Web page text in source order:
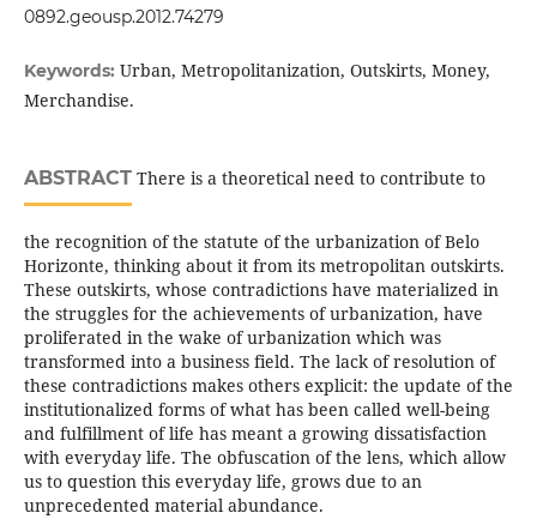
0892.geousp.2012.74279
Keywords: Urban, Metropolitanization, Outskirts, Money,
Merchandise.
ABSTRACTThere is a theoretical need to contribute to
the recognition of the statute of the urbanization of Belo
Horizonte, thinking about it from its metropolitan outskirts.
These outskirts, whose contradictions have materialized in
the struggles for the achievements of urbanization, have
proliferated in the wake of urbanization which was
transformed into a business field. The lack of resolution of
these contradictions makes others explicit: the update of the
institutionalized forms of what has been called well-being
and fulfillment of life has meant a growing dissatisfaction
with everyday life. The obfuscation of the lens, which allow
us to question this everyday life, grows due to an
unprecedented material abundance.